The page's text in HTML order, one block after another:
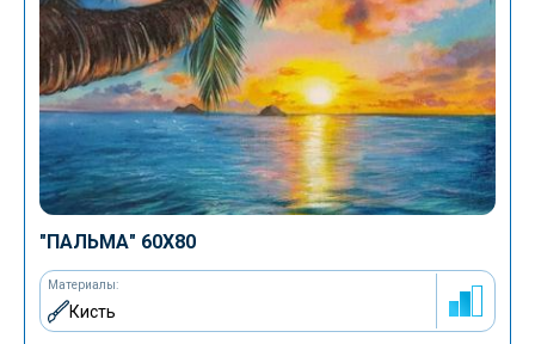
"ПАЛЬМА" 60Х80
Материалы:
Кисть